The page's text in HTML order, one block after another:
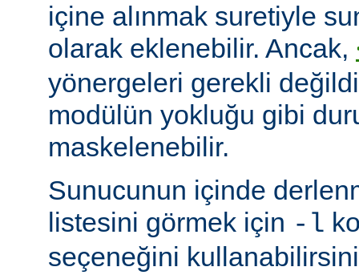
içine alınmak suretiyle
olarak eklenebilir. Ancak,
yönergeleri gerekli
modülün yokluğu gibi
maskelenebilir.
Sunucunun içinde
listesini görmek için -l
seçeneğini